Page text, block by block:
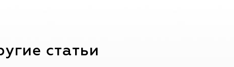
статьи